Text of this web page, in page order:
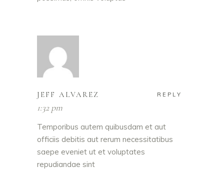
JEFF ALVAREZ REPLY
1:32 pm
Temporibus autem quibusdam et aut
officiis debitis aut rerum necessitatibus
saepe eveniet ut et voluptates
repudiandae sint